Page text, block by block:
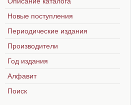
Новые поступления
Периодические издания
Производители
Год издания
Алфавит
Поиск